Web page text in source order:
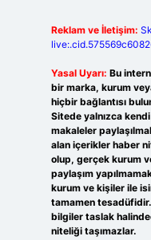
Reklam ve İletişim:
Yasal Uyarı: Bu
bir marka, kurum
hiçbir bağlantısı
Sitede yalnızca kendi
makaleler
alan içerikler haber
olup, gerçek kurum
paylaşım
kurum ve kişiler ile
tamamen
bilgiler taslak
niteliği taşımazlar.